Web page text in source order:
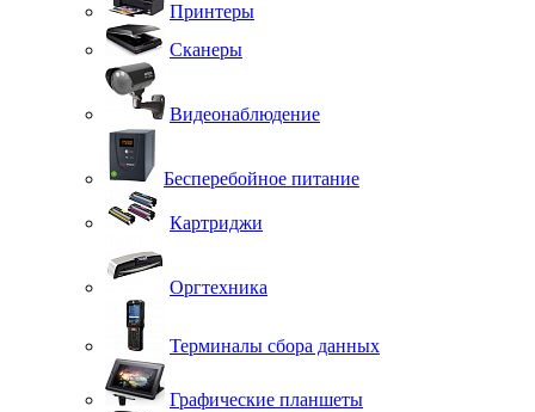
Принтеры
Сканеры
Видеонаблюдение
Бесперебойное питание
Картриджи
Оргтехника
Терминалы сбора данных
Графические планшеты